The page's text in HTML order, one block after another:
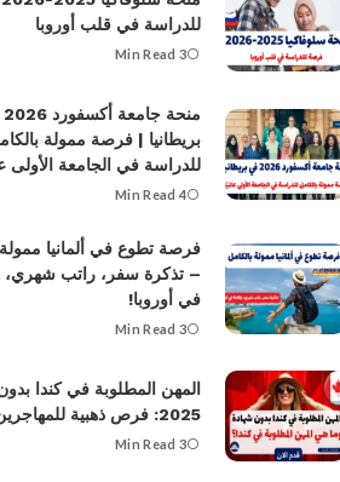
للدراسة في قلب أوروبا
3 Min Read
بريطانيا | فرصة ممولة
للدراسة في الجامعة الأولى
4 Min Read
فرصة تطوع في ألمانيا ممولة
– تذكرة سفر، راتب شهري،
في أوروبا!
3 Min Read
المهن المطلوبة في كندا
2025: فرص ذهبية للمهاجرين
3 Min Read